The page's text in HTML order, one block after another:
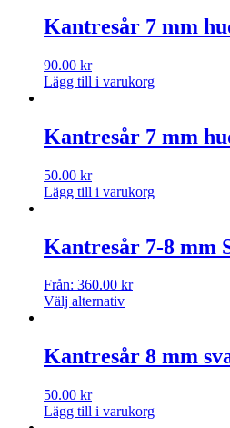
Kantresår 7 mm
90.00 kr
Lägg till i varukorg
Kantresår 7 mm
50.00 kr
Lägg till i varukorg
Kantresår 7-8 mm
Från: 360.00 kr
Välj alternativ
Kantresår 8 mm
50.00 kr
Lägg till i varukorg